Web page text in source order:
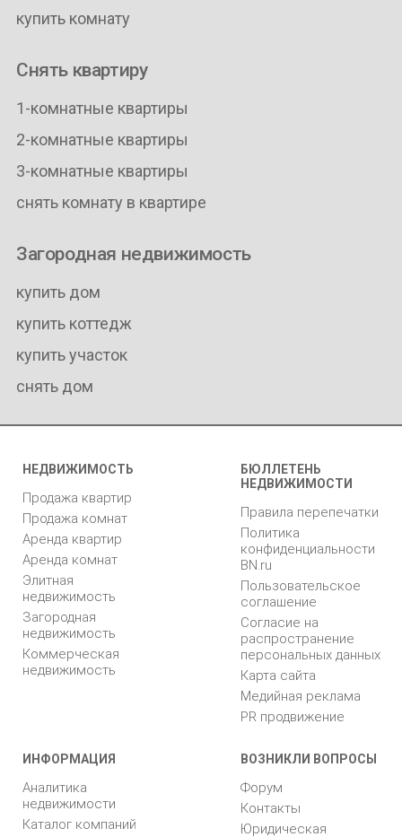
купить комнату
Снять квартиру
1-комнатные квартиры
2-комнатные квартиры
3-комнатные квартиры
снять комнату в квартире
Загородная недвижимость
купить дом
купить коттедж
купить участок
снять дом
НЕДВИЖИМОСТЬ
Продажа квартир
Продажа комнат
Аренда квартир
Аренда комнат
Элитная
недвижимость
Загородная
недвижимость
Коммерческая
недвижимость
БЮЛЛЕТЕНЬ
НЕДВИЖИМОСТИ
Правила перепечатки
Политика
конфиденциальности
BN.ru
Пользовательское
соглашение
Согласие на
распространение
персональных данных
Карта сайта
Медийная реклама
PR продвижение
ИНФОРМАЦИЯ
Аналитика
недвижимости
Каталог компаний
ВОЗНИКЛИ ВОПРОСЫ
Форум
Контакты
Юридическая